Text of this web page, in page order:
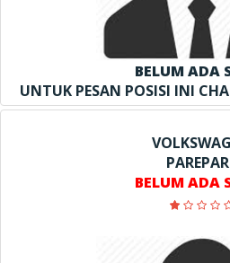
BELUM ADA
UNTUK PESAN POSISI INI
BELUM ADA